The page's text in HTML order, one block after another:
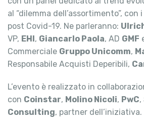
al “dilemma dell’assortimento”,
post Covid-19. Ne parleranno:
VP, EHI, Giancarlo Paola, AD GMF
Commerciale Gruppo Unicomm,
Responsabile Acquisti Deperibili,
L’evento è realizzato in
con Coinstar, Molino Nicoli, PwC,
Consulting, partner dell’iniziativa.